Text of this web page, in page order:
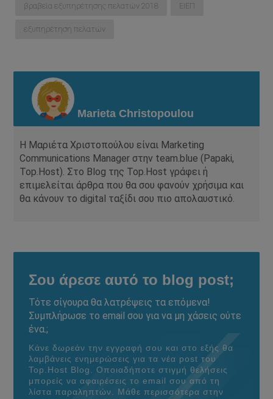
βραβεία εξυπηρέτησης πελατών 2018 ΕΙΕΠ
εξυπηρέτηση πελατών
Marieta Christopoulou
Η Μαριέτα Χριστοπούλου είναι Marketing
Communications Manager στην team.blue (Papaki,
Top.Host). Στο Blog της Top.Host γράφει ή
επιμελείται άρθρα που θα σου φανούν χρήσιμα και
θα κάνουν το digital ταξίδι σου πιο απολαυστικό.
Σου άρεσε αυτό το blog post;
Τότε σίγουρα θα λατρέψεις τα επόμενα!
Συμπλήρωσε το email σου για να μη χάσεις ούτε
ένα.;
Κάνε δωρεάν την εγγραφή σου και στο εξής θα
λαμβάνεις ενημερώσεις για τα νέα post του
Τοp.Host Blog. Οποιαδήποτε στιγμή θελήσεις
μπορείς να αφαιρέσεις το email σου από τη
λίστα παραληπτών. Μάθε περισσότερα στην